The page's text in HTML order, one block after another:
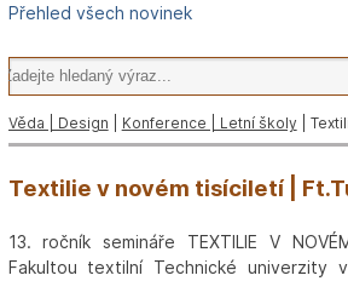
Přehled všech novinek
Věda | Design Konference | Letní školy |
Textilie v novém tisíciletí |
13. ročník semináře TEXTILIE V
Fakultou textilní Technické univerzity